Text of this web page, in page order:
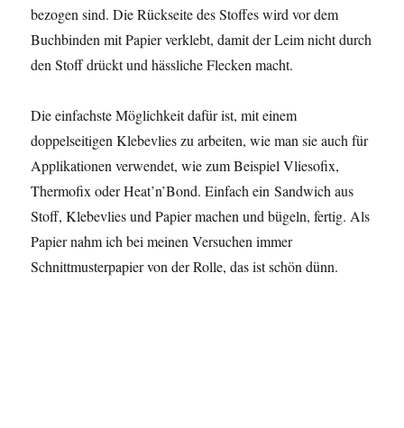
bezogen sind. Die Rückseite des Stoffes wird vor dem
Buchbinden mit Papier verklebt, damit der Leim nicht durch
den Stoff drückt und hässliche Flecken macht.
Die einfachste Möglichkeit dafür ist, mit einem
doppelseitigen Klebevlies zu arbeiten, wie man sie auch für
Applikationen verwendet, wie zum Beispiel Vliesofix,
Thermofix oder Heat’n’Bond. Einfach ein Sandwich aus
Stoff, Klebevlies und Papier machen und bügeln, fertig. Als
Papier nahm ich bei meinen Versuchen immer
Schnittmusterpapier von der Rolle, das ist schön dünn.